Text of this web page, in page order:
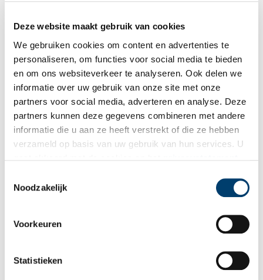
Deze website maakt gebruik van cookies
We gebruiken cookies om content en advertenties te
personaliseren, om functies voor social media te bieden
en om ons websiteverkeer te analyseren. Ook delen we
informatie over uw gebruik van onze site met onze
partners voor social media, adverteren en analyse. Deze
partners kunnen deze gegevens combineren met andere
informatie die u aan ze heeft verstrekt of die ze hebben
verzameld op basis van uw gebruik van hun services. U
Noodzakelijk
Voorkeuren
Statistieken
In 1968 kwam een eind aan een nieuwjaarstraditie van 331
jaar: de opvoering van Vondels Gijsbrecht van Amstel in de
Stadsschouwburg. Hoe kwam dit gebruik tot stand? En hoe
liep het ooit stuk?
Steun provincie voor culturele verenigingen en
verenigingsleven en amateurkunst van Noord-Holland. Met het
programma ‘Samen, sterker’ wil de provincie de